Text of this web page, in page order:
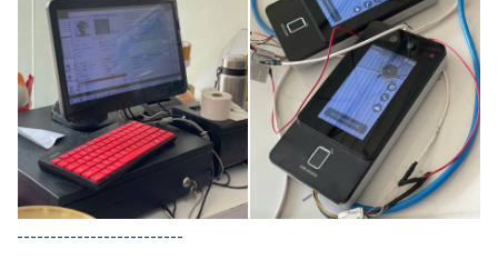
-------------------------